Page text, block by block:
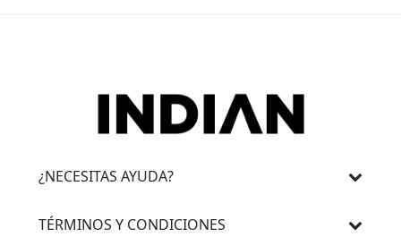
¿NECESITAS AYUDA?
TÉRMINOS Y CONDICIONES